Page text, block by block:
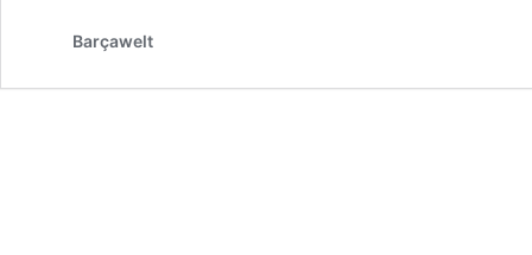
Barçawelt